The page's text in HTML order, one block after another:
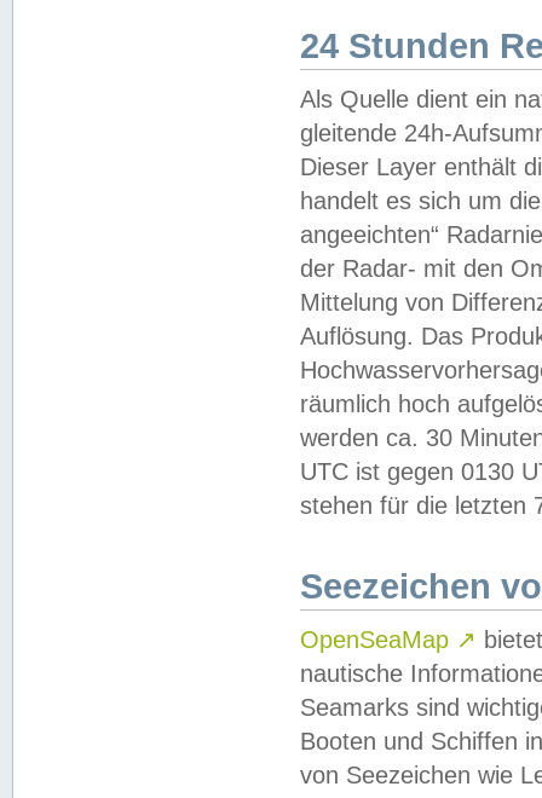
24 Stunden
Als Quelle dient ein
gleitende 24h-
Dieser Layer enthält
handelt es sich um
angeeichten“
der Radar- mit den
Mittelung von
Auflösung. Das
räumlich hoch
werden ca. 30
UTC ist gegen 0130
stehen für die letzten
Seezeichen
OpenSeaMap ↗
nautische
Seamarks sind
Booten und Schiffen
von Seezeichen wie